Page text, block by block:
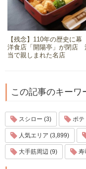
【残念】110年の歴史に
洋食店「開陽亭」が閉店
当で親しまれた名店
この記事のキーワ
スシロー (3) ポテ
人気エリア (3,899)
大手筋周辺 (9) 寿